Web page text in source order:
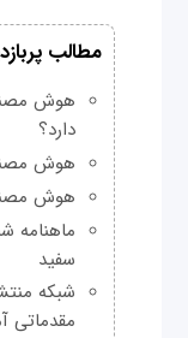
مطالب
دارد؟
هوش
هوش
سفید
شبکه
مقدماتی